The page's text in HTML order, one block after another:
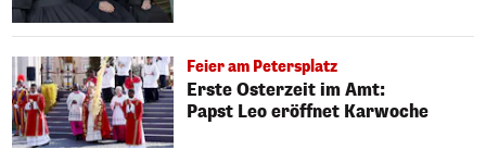
Feier am Petersplatz
Erste Osterzeit im Amt:
Papst Leo eröffnet Karwoche